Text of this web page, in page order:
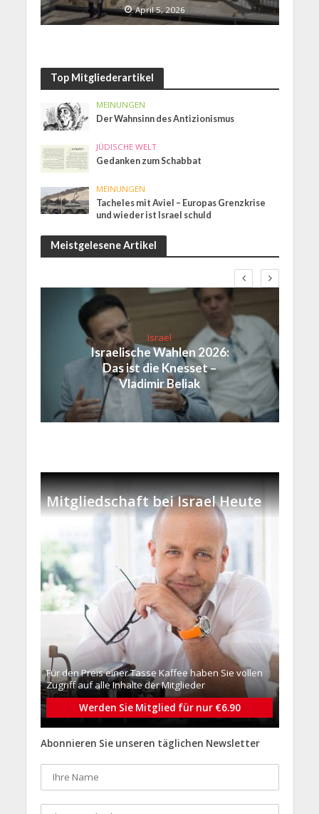
April 5, 2026
Top Mitgliederartikel
MEINUNGEN
Der Wahnsinn des Antizionismus
JÜDISCHE WELT
Gedanken zum Schabbat
MEINUNGEN
Tacheles mit Aviel – Europas Grenzkrise
und wieder ist Israel schuld
Meistgelesene Artikel
Israel
Israelische Wahlen 2026:
Das ist die Knesset –
Vladimir Beliak
Mitgliedschaft bei Israel Heute
Für den Preis einer Tasse Kaffee haben Sie vollen
Zugriff auf alle Inhalte der Mitglieder
Werden Sie Mitglied für nur €6.90
Abonnieren Sie unseren täglichen Newsletter